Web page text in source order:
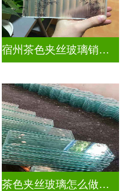
宿州茶色夹丝玻璃销售点
茶色夹丝玻璃怎么做视频